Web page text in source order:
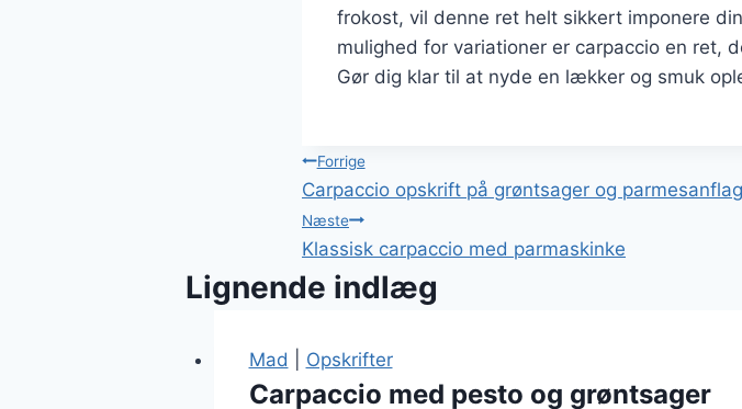
frokost, vil denne ret helt sikkert imponere
mulighed for variationer er carpaccio en ret,
Gør dig klar til at nyde en lækker og smuk
Indlægsnavigation
Forrige
Carpaccio opskrift på grøntsager og
Næste
Klassisk carpaccio med parmaskinke
Lignende indlæg
Mad Opskrifter
Carpaccio med pesto og grøntsager